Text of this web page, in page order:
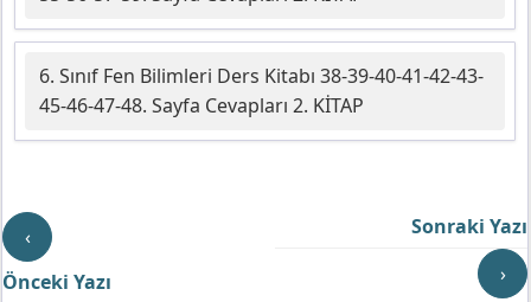
6. Sınıf Fen Bilimleri Ders Kitabı 38-39-40-41-42-43-
45-46-47-48. Sayfa Cevapları 2. KİTAP
‹
Önceki Yazı
Sonraki Yazı
›